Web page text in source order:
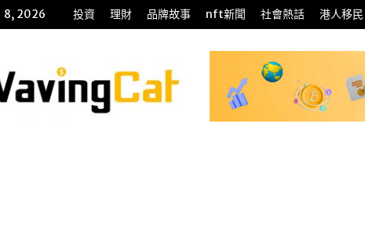
8, 2026 投資 理財 品牌故事 nft新聞 社會熱話 港人移民